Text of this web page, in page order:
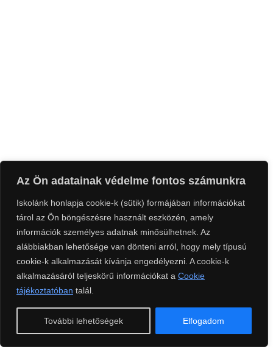
Az Ön adatainak védelme fontos számunkra
Iskolánk honlapja cookie-k (sütik) formájában információkat
tárol az Ön böngészésre használt eszközén, amely
információk személyes adatnak minősülhetnek. Az
alábbiakban lehetősége van dönteni arról, hogy mely típusú
cookie-k alkalmazását kívánja engedélyezni. A cookie-k
alkalmazásáról teljeskörű információkat a Cookie
tájékoztatóban talál.
További lehetőségek Elfogadom